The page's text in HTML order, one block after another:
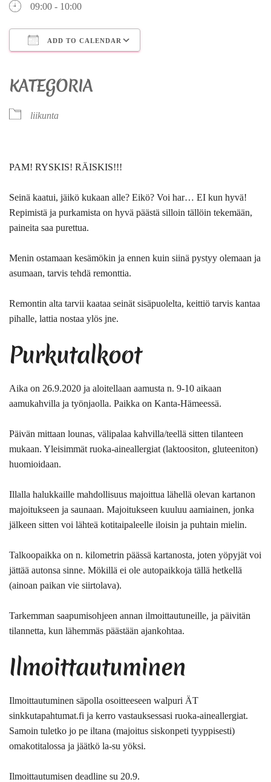
09:00 - 10:00
ADD TO CALENDAR
KATEGORIA
liikunta
PAM! RYSKIS! RÄISKIS!!!
Seinä kaatui, jäikö kukaan alle? Eikö? Voi har… EI kun hyvä!
Repimistä ja purkamista on hyvä päästä silloin tällöin tekemään,
paineita saa purettua.
Menin ostamaan kesämökin ja ennen kuin siinä pystyy olemaan ja
asumaan, tarvis tehdä remonttia.
Remontin alta tarvii kaataa seinät sisäpuolelta, keittiö tarvis kantaa
pihalle, lattia nostaa ylös jne.
Purkutalkoot
Aika on 26.9.2020 ja aloitellaan aamusta n. 9-10 aikaan
aamukahvilla ja työnjaolla. Paikka on Kanta-Hämeessä.
Päivän mittaan lounas, välipalaa kahvilla/teellä sitten tilanteen
mukaan. Yleisimmät ruoka-aineallergiat (laktoositon, gluteeniton)
huomioidaan.
Illalla halukkaille mahdollisuus majoittua lähellä olevan kartanon
majoitukseen ja saunaan. Majoitukseen kuuluu aamiainen, jonka
jälkeen sitten voi lähteä kotitaipaleelle iloisin ja puhtain mielin.
Talkoopaikka on n. kilometrin päässä kartanosta, joten yöpyjät voi
jättää autonsa sinne. Mökillä ei ole autopaikkoja tällä hetkellä
(ainoan paikan vie siirtolava).
Tarkemman saapumisohjeen annan ilmoittautuneille, ja päivitän
tilannetta, kun lähemmäs päästään ajankohtaa.
Ilmoittautuminen
Ilmoittautuminen säpolla osoitteeseen walpuri ÄT
sinkkutapahtumat.fi ja kerro vastauksessasi ruoka-aineallergiat.
Samoin tuletko jo pe iltana (majoitus siskonpeti tyyppisesti)
omakotitalossa ja jäätkö la-su yöksi.
Ilmoittautumisen deadline su 20.9.